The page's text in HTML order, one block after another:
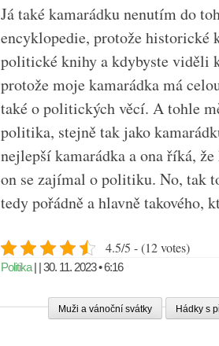
Já také kamarádku nenutím do
encyklopedie, protože historické
politické knihy a kdybyste viděli
protože moje kamarádka má
také o politických věcí. A tohle
politika, stejně tak jako
nejlepší kamarádka a ona říká,
on se zajímal o politiku. No, tak
tedy pořádně a hlavně takového,
4.5/5 - (12 votes)
Politika| | 30. 11. 2023 • 6:16
Muži a vánoční svátky Hádky s